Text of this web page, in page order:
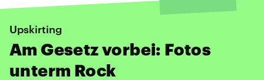
Upskirting
Am Gesetz vorbei: Fotos
unterm Rock